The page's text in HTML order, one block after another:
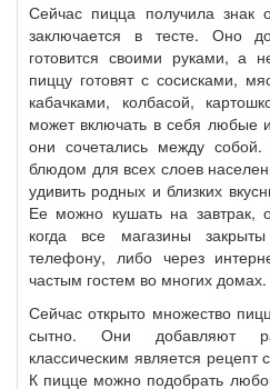
Сейчас пицца получила знак
заключается в тесте. Оно
готовится своими руками, а
пиццу готовят с сосисками,
кабачками, колбасой,
может включать в себя любые
они сочетались между
блюдом для всех слоев
удивить родных и близких
Ее можно кушать на
когда все магазины
телефону, либо через
частым гостем во многих домах.
Сейчас открыто множество
сытно. Они добавляют
классическим является
К пицце можно подобрать